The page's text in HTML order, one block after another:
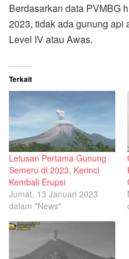
Berdasarkan data PVMBG
2023, tidak ada gunung api
Level IV atau Awas.
Terkait
Letusan Pertama Gunung
Semeru di 2023, Kerinci
Kembali Erupsi
Jumat, 13 Januari 2023
dalam "News"